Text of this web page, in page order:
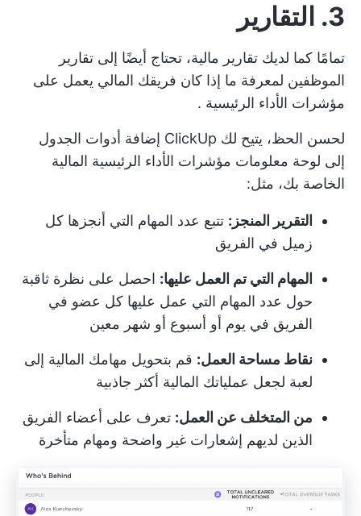
3. التقارير
تمامًا كما لديك تقارير مالية، تحتاج أيضًا إلى تقارير
الموظفين لمعرفة ما إذا كان فريقك المالي يعمل على
مؤشرات الأداء الرئيسية .
لحسن الحظ، يتيح لك ClickUp إضافة
أدوات الجدول
إلى لوحة معلومات مؤشرات الأداء الرئيسية المالية
الخاصة بك، مثل:
التقرير المنجز: تتبع عدد المهام التي أنجزها كل
زميل في الفريق
المهام التي تم العمل عليها: احصل على نظرة ثاقبة
حول عدد المهام التي عمل عليها كل عضو في
الفريق في يوم أو أسبوع أو شهر معين
نقاط مساحة العمل: قم بتحويل مهامك المالية إلى
لعبة لجعل عملياتك المالية أكثر جاذبية
من المتخلف عن العمل: تعرف على أعضاء الفريق
الذين لديهم إشعارات غير واضحة ومهام متأخرة